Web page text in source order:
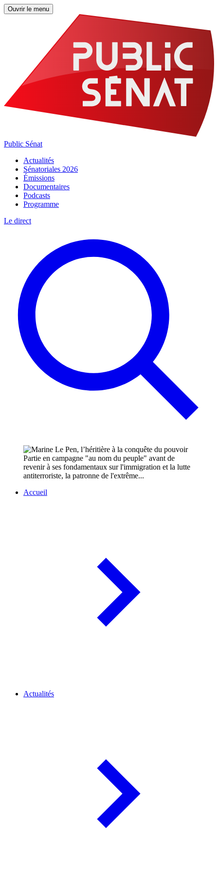
Ouvrir le menu
Public Sénat
Actualités
Sénatoriales 2026
Émissions
Documentaires
Podcasts
Programme
Le direct
Partie en campagne "au nom du peuple" avant de
revenir à ses fondamentaux sur l'immigration et la lutte
antiterroriste, la patronne de l'extrême...
Accueil
Actualités